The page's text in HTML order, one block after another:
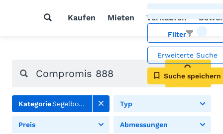
Kaufen Mieten Verkaufen
Filter
Erweiterte Suche
Suche speichern
Suchen
KategorieSegelboote Typ
Preis Abmessungen